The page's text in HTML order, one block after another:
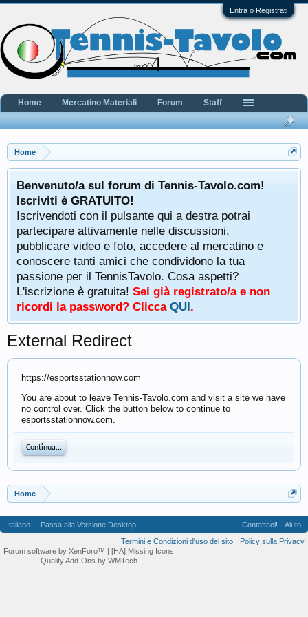
Entra o Registrati
Home
Benvenuto/a sul forum di Tennis-Tavolo.com!
Iscriviti è GRATUITO!
Iscrivendoti con il pulsante qui a destra potrai
partecipare attivamente nelle discussioni,
pubblicare video e foto, accedere al mercatino e
conoscere tanti amici che condividono la tua
passione per il TennisTavolo. Cosa aspetti?
L'iscrizione è gratuita! Sei già registrato/a e non
ricordi la password? Clicca QUI.
External Redirect
https://esportsstationnow.com
You are about to leave Tennis-Tavolo.com and visit a site we have
no control over. Click the button below to continue to
esportsstationnow.com.
Continua...
Home
Home Mercatino Materiali Forum Staff
Italiano Passa alla Versione Desktop Contattaci!
Aiuto
Termini e Condizioni d'uso del sito
Policy sulla Privacy
Forum software by XenForo™ | [HA] Missing Icons
Quality Add-Ons by WMTech